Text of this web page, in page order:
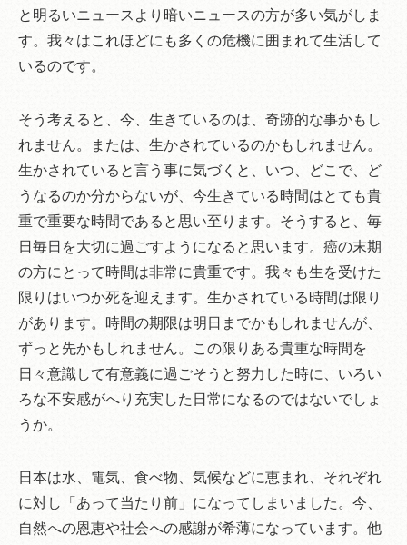
と明るいニュースより暗いニュースの方が多い気がしま
す。我々はこれほどにも多くの危機に囲まれて生活して
いるのです。
そう考えると、今、生きているのは、奇跡的な事かもし
れません。または、生かされているのかもしれません。
生かされていると言う事に気づくと、いつ、どこで、ど
うなるのか分からないが、今生きている時間はとても貴
重で重要な時間であると思い至ります。そうすると、毎
日毎日を大切に過ごすようになると思います。癌の末期
の方にとって時間は非常に貴重です。我々も生を受けた
限りはいつか死を迎えます。生かされている時間は限り
があります。時間の期限は明日までかもしれませんが、
ずっと先かもしれません。この限りある貴重な時間を
日々意識して有意義に過ごそうと努力した時に、いろい
ろな不安感がへり充実した日常になるのではないでしょ
うか。
日本は水、電気、食べ物、気候などに恵まれ、それぞれ
に対し「あって当たり前」になってしまいました。今、
自然への恩恵や社会への感謝が希薄になっています。他